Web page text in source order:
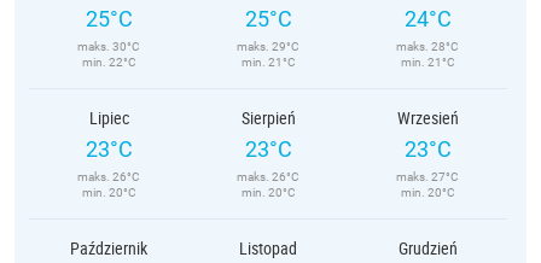
25°C
maks. 30°C
min. 22°C
25°C
maks. 29°C
min. 21°C
24°C
maks. 28°C
min. 21°C
Lipiec
23°C
maks. 26°C
min. 20°C
Sierpień
23°C
maks. 26°C
min. 20°C
Wrzesień
23°C
maks. 27°C
min. 20°C
Październik Listopad Grudzień